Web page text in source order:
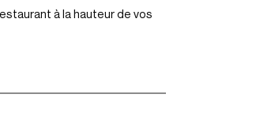
à la hauteur de vos